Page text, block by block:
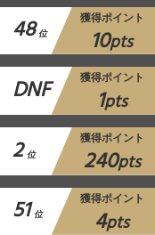
48 位
獲得ポイント
10pts
DNF 獲得ポイント
1pts
2 位
獲得ポイント
240pts
51 位
獲得ポイント
4pts